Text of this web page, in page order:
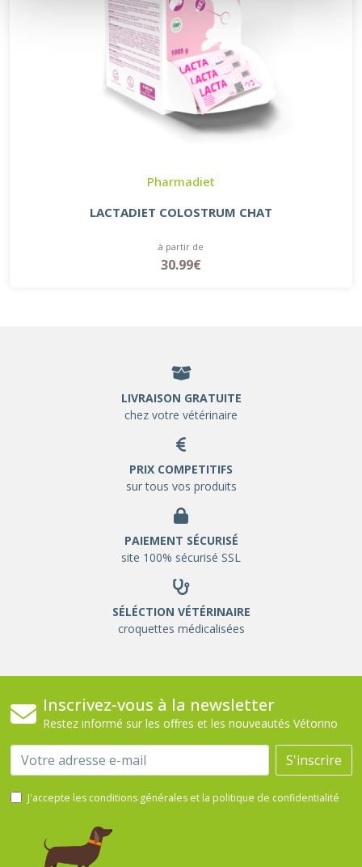
Pharmadiet
LACTADIET COLOSTRUM CHAT
à partir de
30.99€
LIVRAISON GRATUITE
chez votre vétérinaire
PRIX COMPETITIFS
sur tous vos produits
PAIEMENT SÉCURISÉ
site 100% sécurisé SSL
SÉLÉCTION VÉTÉRINAIRE
croquettes médicalisées
Inscrivez-vous à la newsletter
Restez informé sur les offres et les nouveautés Vétorino
Email S'inscrire
J'accepte les conditions générales et la politique de confidentialité